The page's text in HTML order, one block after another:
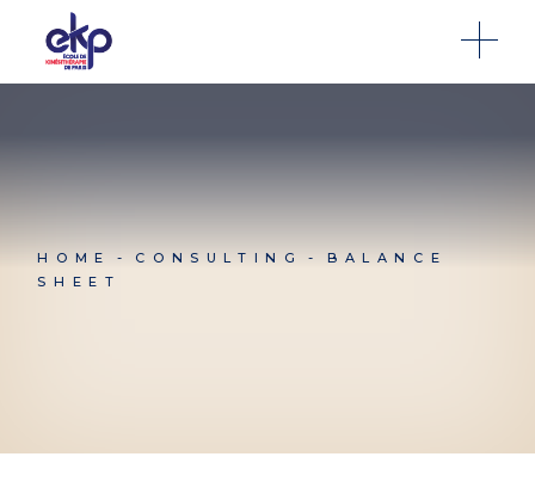
HOME CONSULTING
BALANCE
SHEET